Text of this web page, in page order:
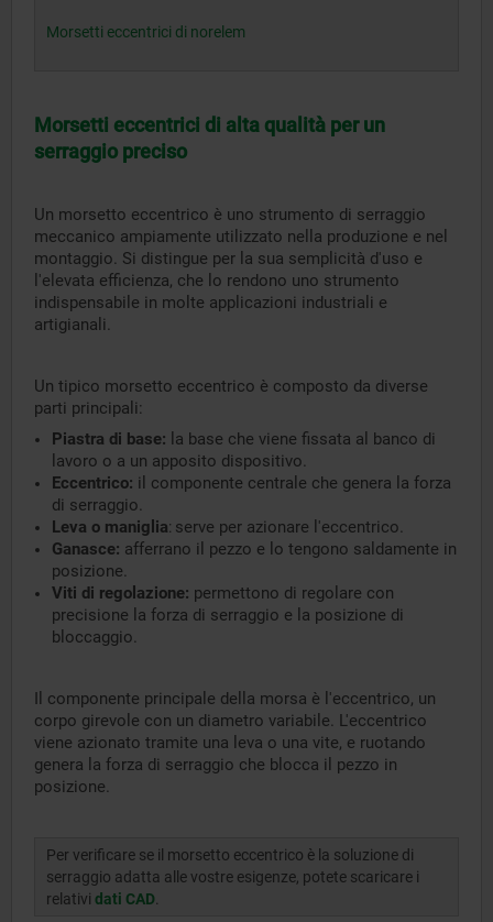
Morsetti eccentrici di norelem
Morsetti eccentrici di alta qualità per un
serraggio preciso
Un morsetto eccentrico è uno strumento di serraggio
meccanico ampiamente utilizzato nella produzione e nel
montaggio. Si distingue per la sua semplicità d'uso e
l'elevata efficienza, che lo rendono uno strumento
indispensabile in molte applicazioni industriali e
artigianali.
Un tipico morsetto eccentrico è composto da diverse
parti principali:
Piastra di base: la base che viene fissata al banco di
lavoro o a un apposito dispositivo.
Eccentrico: il componente centrale che genera la forza
di serraggio.
Leva o maniglia: serve per azionare l'eccentrico.
Ganasce: afferrano il pezzo e lo tengono saldamente in
posizione.
Viti di regolazione: permettono di regolare con
precisione la forza di serraggio e la posizione di
bloccaggio.
Il componente principale della morsa è l'eccentrico, un
corpo girevole con un diametro variabile. L'eccentrico
viene azionato tramite una leva o una vite, e ruotando
genera la forza di serraggio che blocca il pezzo in
posizione.
Per verificare se il morsetto eccentrico è la soluzione di
serraggio adatta alle vostre esigenze, potete scaricare i
relativi dati CAD